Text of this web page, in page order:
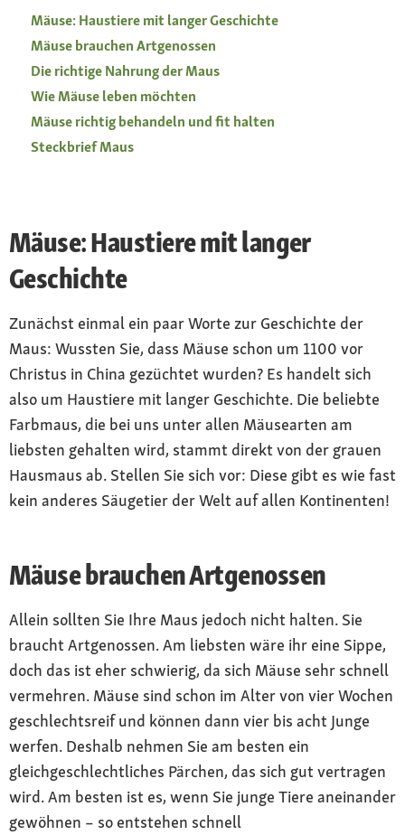
Mäuse: Haustiere mit langer Geschichte
Mäuse brauchen Artgenossen
Die richtige Nahrung der Maus
Wie Mäuse leben möchten
Mäuse richtig behandeln und fit halten
Steckbrief Maus
Mäuse: Haustiere mit langer
Geschichte
Zunächst einmal ein paar Worte zur Geschichte der
Maus: Wussten Sie, dass Mäuse schon um 1100 vor
Christus in China gezüchtet wurden? Es handelt sich
also um Haustiere mit langer Geschichte. Die beliebte
Farbmaus, die bei uns unter allen Mäusearten am
liebsten gehalten wird, stammt direkt von der grauen
Hausmaus ab. Stellen Sie sich vor: Diese gibt es wie fast
kein anderes Säugetier der Welt auf allen Kontinenten!
Mäuse brauchen Artgenossen
Allein sollten Sie Ihre Maus jedoch nicht halten. Sie
braucht Artgenossen. Am liebsten wäre ihr eine Sippe,
doch das ist eher schwierig, da sich Mäuse sehr schnell
vermehren. Mäuse sind schon im Alter von vier Wochen
geschlechtsreif und können dann vier bis acht Junge
werfen. Deshalb nehmen Sie am besten ein
gleichgeschlechtliches Pärchen, das sich gut vertragen
wird. Am besten ist es, wenn Sie junge Tiere aneinander
gewöhnen – so entstehen schnell